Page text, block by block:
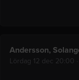
Andersson,
Lördag 12 dec 20:00 ·